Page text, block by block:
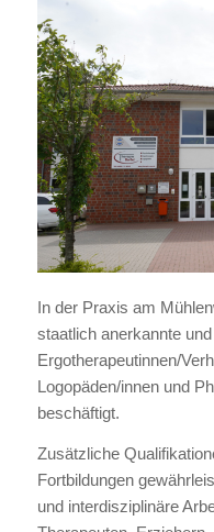
In der Praxis am
staatlich anerkannte
Ergotherapeutinnen/
Logopäden/innen und
beschäftigt.
Zusätzliche
Fortbildungen
und interdisziplinäre